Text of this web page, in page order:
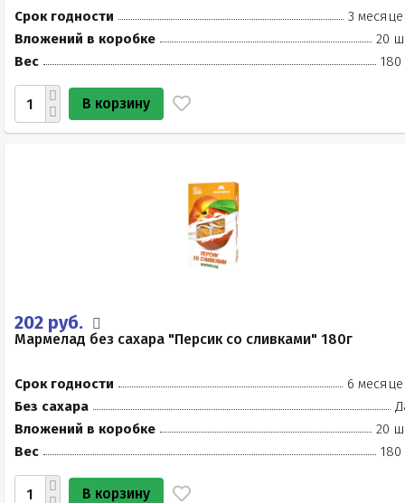
Срок годности
3
Вложений в коробке
20
Вес
180
В корзину
202 руб.
Мармелад без сахара "Персик со сливками" 180г
Срок годности
6
Без сахара
Вложений в коробке
20
Вес
180
В корзину